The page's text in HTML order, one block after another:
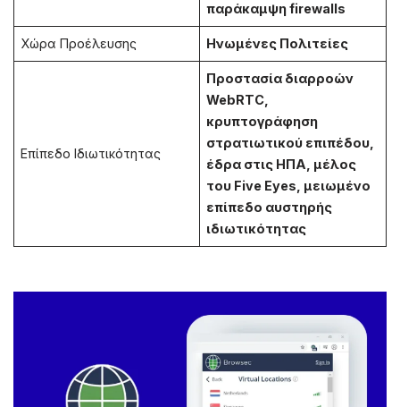
παράκαμψη firewalls
Χώρα Προέλευσης Ηνωμένες Πολιτείες
Επίπεδο Ιδιωτικότητας
Προστασία διαρροών
WebRTC,
κρυπτογράφηση
στρατιωτικού επιπέδου,
έδρα στις ΗΠΑ, μέλος
του Five Eyes, μειωμένο
επίπεδο αυστηρής
ιδιωτικότητας